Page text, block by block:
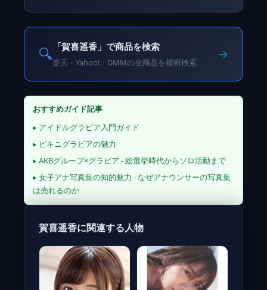
🔍 「賀喜遥香」で商品を検索
楽天・Yahoo!・DMMの全商品を横断検索
→
おすすめガイド記事
▸ アイドルグラビア入門ガイド
▸ ビキニグラビアの魅力
▸ AKBグループ×グラビア - 総選挙時代からソロ活動まで
▸ 女子アナ写真集の知的魅力 - なぜアナウンサーの写真集
は売れるのか
賀喜遥香に関連する人物